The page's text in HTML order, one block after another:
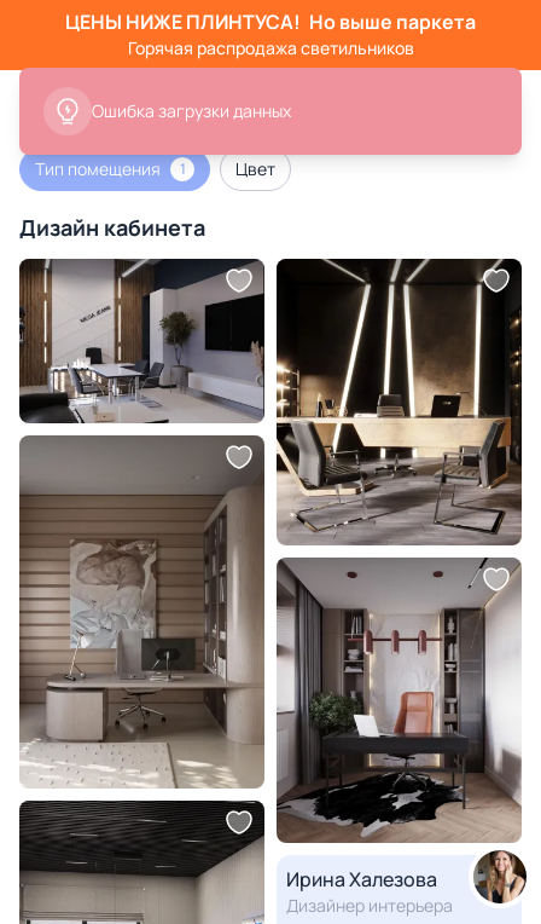
ЦЕНЫ НИЖЕ ПЛИНТУСА! Но выше паркета
Горячая распродажа светильников
Тип помещения 1 Цвет
Дизайн кабинета
Ирина Халезова
Дизайнер интерьера
Ошибка загрузки данных